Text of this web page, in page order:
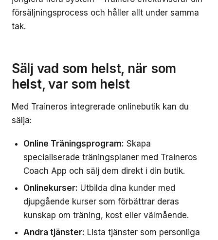
försäljningsprocess och håller allt under samma
tak.
Sälj vad som helst, när som
helst, var som helst
Med Traineros integrerade onlinebutik kan du
sälja:
Online Träningsprogram: Skapa
specialiserade träningsplaner med Traineros
Coach App och sälj dem direkt i din butik.
Onlinekurser: Utbilda dina kunder med
djupgående kurser som förbättrar deras
kunskap om träning, kost eller välmående.
Andra tjänster: Lista tjänster som personliga